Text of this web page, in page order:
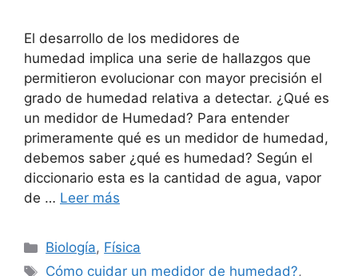
El desarrollo de los medidores de
humedad implica una serie de hallazgos que
permitieron evolucionar con mayor precisión el
grado de humedad relativa a detectar. ¿Qué es
un medidor de Humedad? Para entender
primeramente qué es un medidor de humedad,
debemos saber ¿qué es humedad? Según el
diccionario esta es la cantidad de agua, vapor
de … Leer más
Categorías
Biología, Física
Etiquetas
Cómo cuidar un medidor de humedad?,